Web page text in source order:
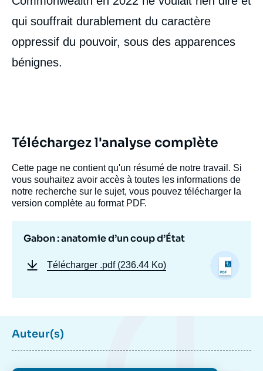
qui souffrait durablement du caractère
oppressif du pouvoir, sous des apparences
bénignes.
Téléchargez l'analyse complète
Cette page ne contient qu'un résumé de notre travail. Si
vous souhaitez avoir accès à toutes les informations de
notre recherche sur le sujet, vous pouvez télécharger la
version complète au format PDF.
Gabon : anatomie d’un coup d’État
Télécharger .pdf (236.44 Ko)
Auteur(s)